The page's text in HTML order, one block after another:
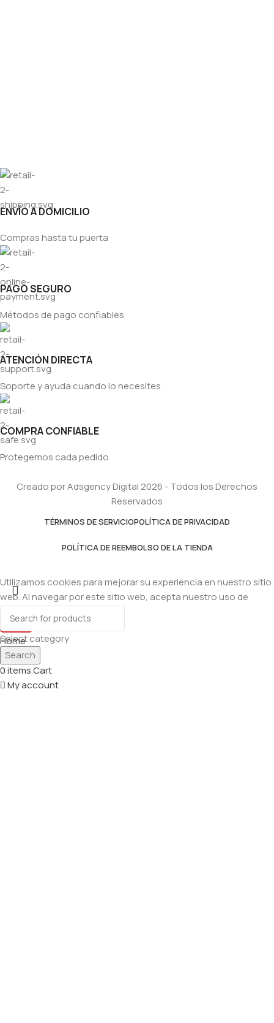
ENVÍO A DOMICILIO
Compras hasta tu puerta
PAGO SEGURO
Métodos de pago confiables
ATENCIÓN DIRECTA
Soporte y ayuda cuando lo necesites
COMPRA CONFIABLE
Protegemos cada pedido
Creado por Adsgency Digital 2026 - Todos los Derechos
Reservados
TÉRMINOS DE SERVICIOPOLÍTICA DE PRIVACIDAD
POLÍTICA DE REEMBOLSO DE LA TIENDA
Select category
Search
Utilizamos cookies para mejorar su experiencia en nuestro sitio
web. Al navegar por este sitio web, acepta nuestro uso de
cookies.
Accept
Home
Shop
0itemsCart
My account